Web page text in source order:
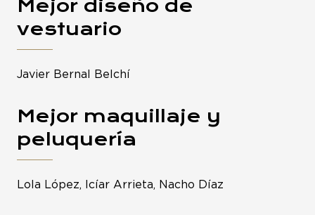
Mejor diseño de
vestuario
Javier Bernal Belchí
Mejor maquillaje y
peluquería
Lola López, Icíar Arrieta, Nacho Díaz